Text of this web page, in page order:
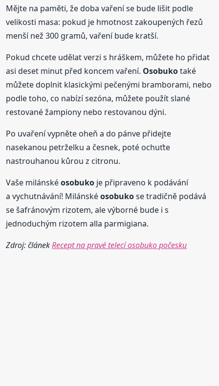
Mějte na paměti, že doba vaření se bude lišit podle
velikosti masa: pokud je hmotnost zakoupených řezů
menší než 300 gramů, vaření bude kratší.
Pokud chcete udělat verzi s hráškem, můžete ho přidat
asi deset minut před koncem vaření. Osobukotaké
můžete doplnit klasickými pečenými bramborami, nebo
podle toho, co nabízí sezóna, můžete použít slané
restované žampiony nebo restovanou dýni.
Po uvaření vypněte oheň a do pánve přidejte
nasekanou petrželku a česnek, poté ochuťte
nastrouhanou kůrou z citronu.
Vaše milánskéosobuko je připraveno k podávání
a vychutnávání! Milánskéosobukose tradičně podává
se šafránovým rizotem, ale výborné bude i s
jednoduchým rizotem alla parmigiana.
Zdroj: článekRecept na pravé telecí osobuko počesku